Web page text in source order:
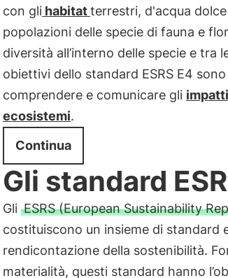
con glihabitatterrestri, d'acqua
popolazioni delle specie di fauna e
diversità all’interno delle specie e tra
obiettivi dello standard ESRS E4
comprendere e comunicare gli
ecosistemi.
Continua
Gli standard
Gli ESRS (European Sustainability
costituiscono un insieme di standard
rendicontazione della sostenibilità.
materialità, questi standard hanno